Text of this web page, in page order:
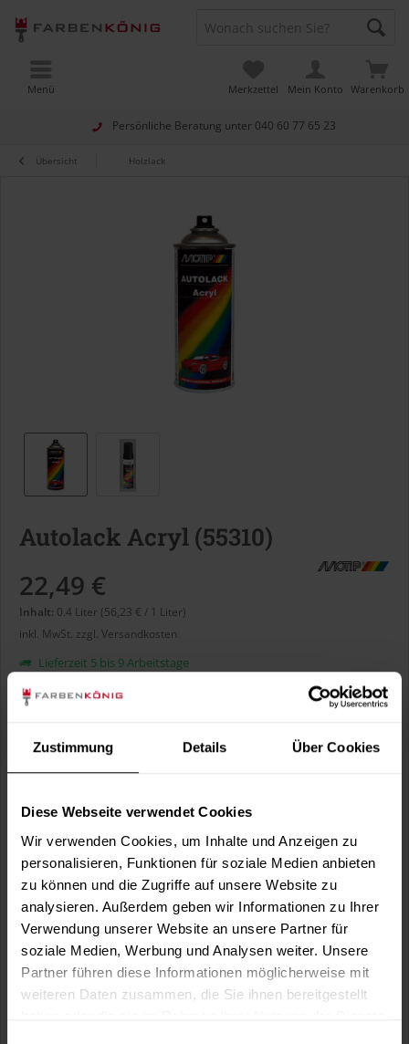
Zustimmung Details Über Cookies
Diese Webseite verwendet Cookies
Wir verwenden Cookies, um Inhalte und Anzeigen zu
personalisieren, Funktionen für soziale Medien anbieten
zu können und die Zugriffe auf unsere Website zu
analysieren. Außerdem geben wir Informationen zu Ihrer
Verwendung unserer Website an unsere Partner für
soziale Medien, Werbung und Analysen weiter. Unsere
Partner führen diese Informationen möglicherweise mit
weiteren Daten zusammen, die Sie ihnen bereitgestellt
Persönliche Beratung unter 040 60 77 65 23
Warenkorb
Merkzettel Mein Konto
Menü
Übersicht Holzlack
Autolack Acryl (55310)
22,49 €
Inhalt: 0.4 Liter (56,23 € / 1 Liter)
inkl. MwSt. zzgl. Versandkosten
Lieferzeit 5 bis 9 Arbeitstage
Liter:
Verbrauch berechnen
In denWarenkorb